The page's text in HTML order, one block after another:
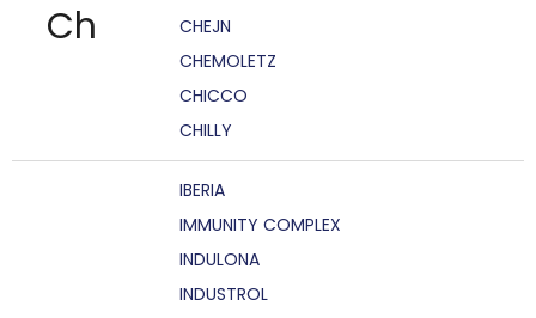
Ch
CHEJN
CHEMOLETZ
CHICCO
CHILLY
IBERIA
IMMUNITY COMPLEX
INDULONA
INDUSTROL